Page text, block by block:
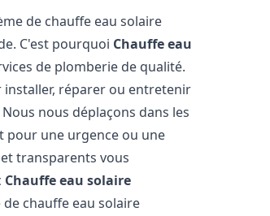
de chauffe eau solaire
C'est pourquoi Chauffe eau
de plomberie de qualité.
réparer ou entretenir
Nous nous déplaçons dans les
pour une urgence ou une
transparents vous
Chauffe eau solaire
chauffe eau solaire